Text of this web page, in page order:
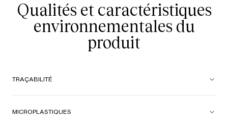
Qualités et caractéristiques
environnementales du
produit
TRAÇABILITÉ
MICROPLASTIQUES